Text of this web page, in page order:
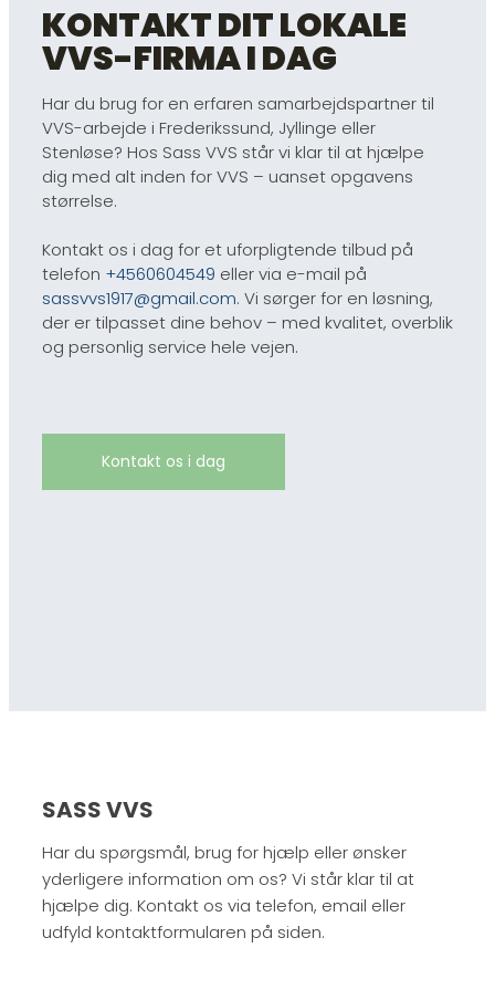
KONTAKT DIT LOKALE
VVS-FIRMA I DAG
Har du brug for en erfaren samarbejdspartner til
VVS-arbejde i Frederikssund, Jyllinge eller
Stenløse? Hos Sass VVS står vi klar til at hjælpe
dig med alt inden for VVS – uanset opgavens
størrelse.
Kontakt os i dag for et uforpligtende tilbud på
telefon +4560604549 eller via e-mail på
sassvvs1917@gmail.com. Vi sørger for en løsning,
der er tilpasset dine behov – med kvalitet, overblik
og personlig service hele vejen.
Kontakt os i dag
SASS VVS
Har du spørgsmål, brug for hjælp eller ønsker
yderligere information om os? Vi står klar til at
hjælpe dig. Kontakt os via telefon, email eller
udfyld kontaktformularen på siden.